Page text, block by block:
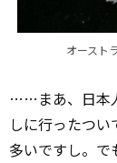
オースト
……まあ、日本
しに行ったつ
多いですし。で